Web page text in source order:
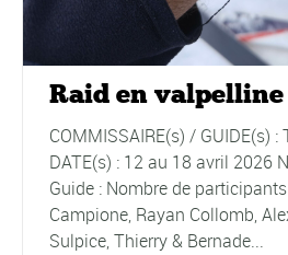
Raid en valpelline
COMMISSAIRE(s) / GUIDE(s)
DATE(s) : 12 au 18 avril 2026
Guide : Nombre de
Campione, Rayan Collomb,
Sulpice, Thierry & Bernade...